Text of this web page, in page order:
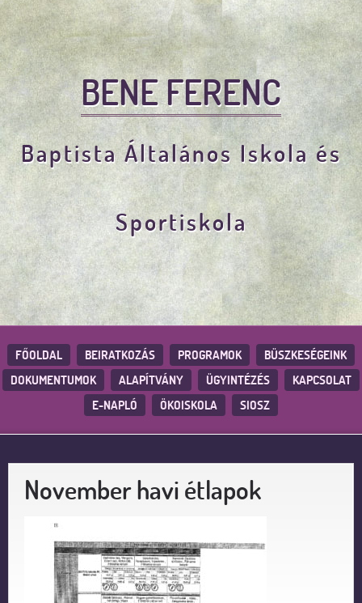
BENE FERENC
Baptista Általános Iskola és
Sportiskola
FŐOLDAL BEIRATKOZÁS PROGRAMOK
BÜSZKESÉGEINK
DOKUMENTUMOK
ALAPÍTVÁNY ÜGYINTÉZÉS
KAPCSOLAT
E-NAPLÓ
ÖKOISKOLA SIOSZ
November havi étlapok